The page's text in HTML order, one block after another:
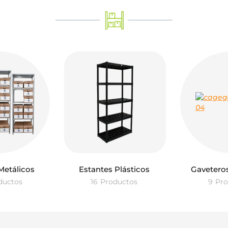
Estantes Plásticos
16 Productos 9